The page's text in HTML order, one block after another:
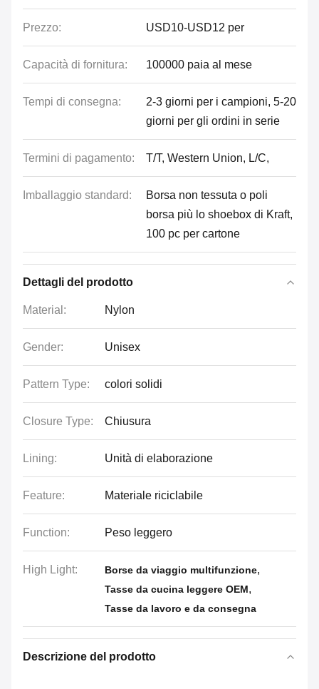
Prezzo: USD10-USD12 per
Capacità di fornitura: 100000 paia al mese
Tempi di consegna:
2-3 giorni per i campioni, 5-20
giorni per gli ordini in serie
Termini di pagamento: T/T, Western Union, L/C,
Imballaggio standard:
Borsa non tessuta o poli
borsa più lo shoebox di Kraft,
100 pc per cartone
Dettagli del prodotto
Material: Nylon
Gender: Unisex
Pattern Type: colori solidi
Closure Type: Chiusura
Lining: Unità di elaborazione
Feature: Materiale riciclabile
Function: Peso leggero
High Light: Borse da viaggio multifunzione,
Tasse da cucina leggere OEM,
Tasse da lavoro e da consegna
Descrizione del prodotto